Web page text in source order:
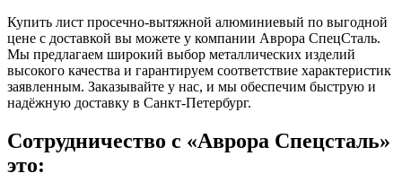
Купить лист просечно-вытяжной алюминиевый по выгодной
цене с доставкой вы можете у компании Аврора СпецСталь.
Мы предлагаем широкий выбор металлических изделий
высокого качества и гарантируем соответствие характеристик
заявленным. Заказывайте у нас, и мы обеспечим быструю и
надёжную доставку в Санкт-Петербург.
Сотрудничество с «Аврора Спецсталь»
это: